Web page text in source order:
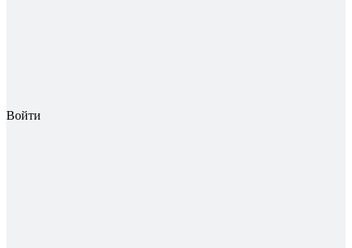
Войти